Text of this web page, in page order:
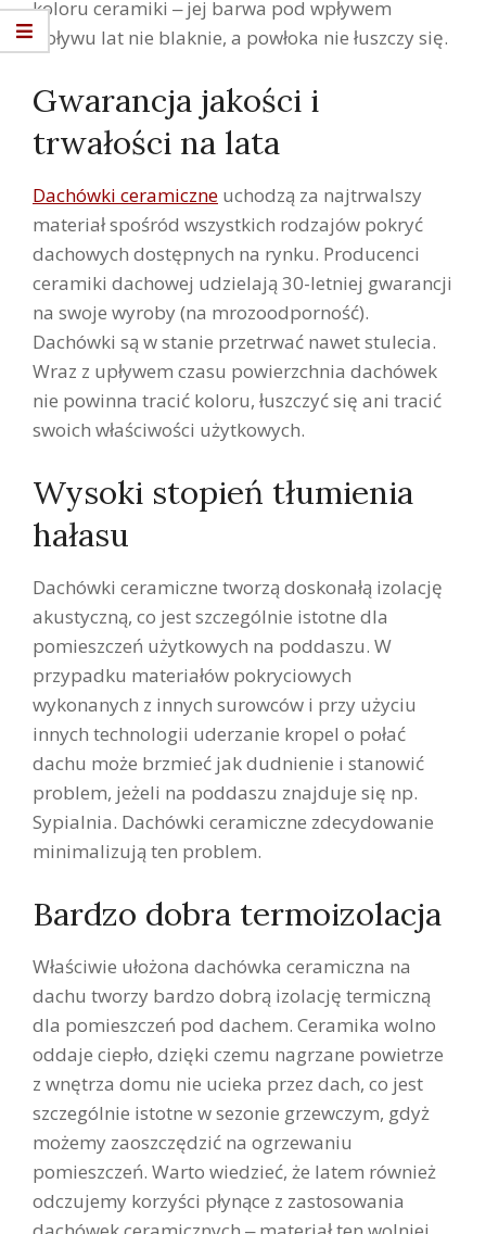
koloru ceramiki ‒ jej barwa pod wpływem
upływu lat nie blaknie, a powłoka nie łuszczy się.
Gwarancja jakości i
trwałości na lata
Dachówki ceramiczne uchodzą za najtrwalszy
materiał spośród wszystkich rodzajów pokryć
dachowych dostępnych na rynku. Producenci
ceramiki dachowej udzielają 30-letniej gwarancji
na swoje wyroby (na mrozoodporność).
Dachówki są w stanie przetrwać nawet stulecia.
Wraz z upływem czasu powierzchnia dachówek
nie powinna tracić koloru, łuszczyć się ani tracić
swoich właściwości użytkowych.
Wysoki stopień tłumienia
hałasu
Dachówki ceramiczne tworzą doskonałą izolację
akustyczną, co jest szczególnie istotne dla
pomieszczeń użytkowych na poddaszu. W
przypadku materiałów pokryciowych
wykonanych z innych surowców i przy użyciu
innych technologii uderzanie kropel o połać
dachu może brzmieć jak dudnienie i stanowić
problem, jeżeli na poddaszu znajduje się np.
Sypialnia. Dachówki ceramiczne zdecydowanie
minimalizują ten problem.
Bardzo dobra termoizolacja
Właściwie ułożona dachówka ceramiczna na
dachu tworzy bardzo dobrą izolację termiczną
dla pomieszczeń pod dachem. Ceramika wolno
oddaje ciepło, dzięki czemu nagrzane powietrze
z wnętrza domu nie ucieka przez dach, co jest
szczególnie istotne w sezonie grzewczym, gdyż
możemy zaoszczędzić na ogrzewaniu
pomieszczeń. Warto wiedzieć, że latem również
odczujemy korzyści płynące z zastosowania